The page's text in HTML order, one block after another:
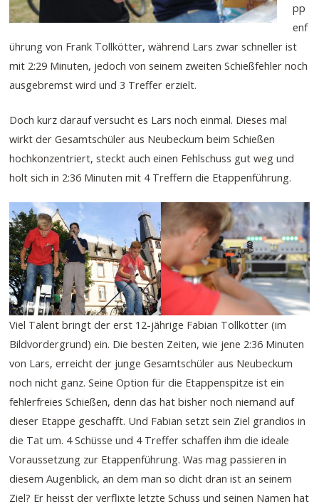
pp
enf
ührung von Frank Tollkötter, während Lars zwar schneller ist
mit 2:29 Minuten, jedoch von seinem zweiten Schießfehler noch
ausgebremst wird und 3 Treffer erzielt.
Doch kurz darauf versucht es Lars noch einmal. Dieses mal
wirkt der Gesamtschüler aus Neubeckum beim Schießen
hochkonzentriert, steckt auch einen Fehlschuss gut weg und
holt sich in 2:36 Minuten mit 4 Treffern die Etappenführung.
Viel Talent bringt der erst 12-jährige Fabian Tollkötter (im
Bildvordergrund) ein. Die besten Zeiten, wie jene 2:36 Minuten
von Lars, erreicht der junge Gesamtschüler aus Neubeckum
noch nicht ganz. Seine Option für die Etappenspitze ist ein
fehlerfreies Schießen, denn das hat bisher noch niemand auf
dieser Etappe geschafft. Und Fabian setzt sein Ziel grandios in
die Tat um. 4 Schüsse und 4 Treffer schaffen ihm die ideale
Voraussetzung zur Etappenführung. Was mag passieren in
diesem Augenblick, an dem man so dicht dran ist an seinem
Ziel? Er heisst der verflixte letzte Schuss und seinen Namen hat